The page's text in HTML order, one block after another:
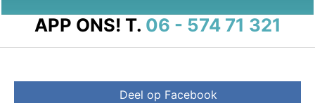
APP ONS! T. 06 - 574 71 321
Deel op Facebook